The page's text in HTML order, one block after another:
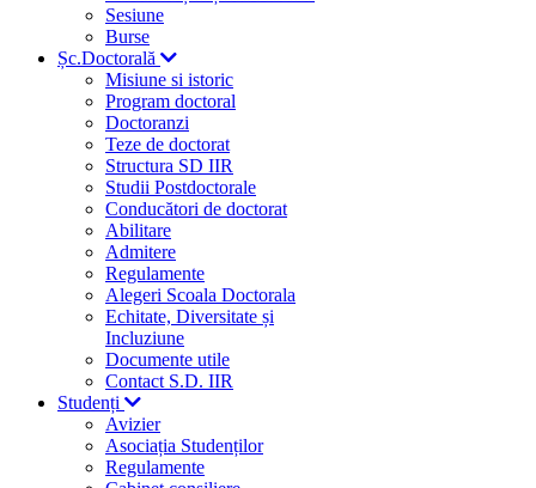
Sesiune
Burse
Șc.Doctorală
Misiune si istoric
Program doctoral
Doctoranzi
Teze de doctorat
Structura SD IIR
Studii Postdoctorale
Conducători de doctorat
Abilitare
Admitere
Regulamente
Alegeri Scoala Doctorala
Echitate, Diversitate și
Incluziune
Documente utile
Contact S.D. IIR
Studenți
Avizier
Asociația Studenților
Regulamente